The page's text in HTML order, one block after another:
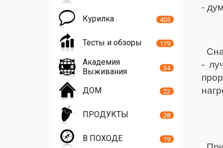
-
-
Курилка 405
Тесты и обзоры 179
Академия
Выживания
34
ДОМ 22
ПРОДУКТЫ 28
В ПОХОДЕ 19